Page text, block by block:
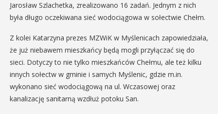
Jarosław Szlachetka, zrealizowano 16 zadań. Jednym z nich
była długo oczekiwana sieć wodociągowa w sołectwie Chełm.
Z kolei Katarzyna prezes MZWiK w Myślenicach zapowiedziała,
że już niebawem mieszkańcy będą mogli przyłączać się do
sieci. Dotyczy to nie tylko mieszkańców Chełmu, ale też kilku
innych sołectw w gminie i samych Myślenic, gdzie m.in.
wykonano sieć wodociągową na ul. Wczasowej oraz
kanalizację sanitarną wzdłuż potoku San.